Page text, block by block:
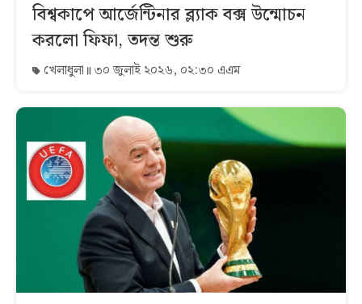
বিশ্বকাপে আর্জেন্টিনার ব্ল্যাক বক্স উন্মোচন
করলো ফিফা, তদন্ত শুরু
খেলাধুলা ৩০ জুলাই ২০২৬, ০২:৩০ এএম